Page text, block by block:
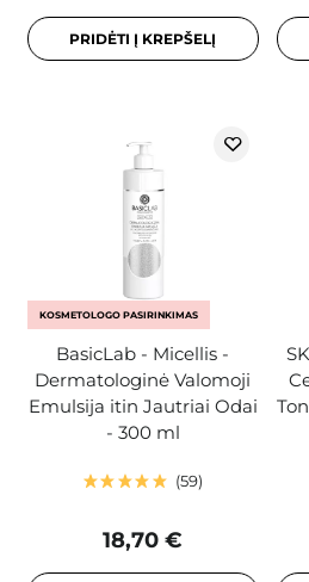
PRIDĖTI Į KREPŠELĮ
KOSMETOLOGO PASIRINKIMAS
BasicLab - Micellis -
Dermatologinė Valomoji
Emulsija itin Jautriai Odai
- 300 ml
59
18,70 €